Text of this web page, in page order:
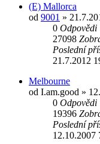
(E) Mallorca
od 9001 »
0 Odpovědi
27098
Poslední
21.7.2012
Melbourne
od I.am.good »
0 Odpovědi
19396
Poslední
12.10.2007